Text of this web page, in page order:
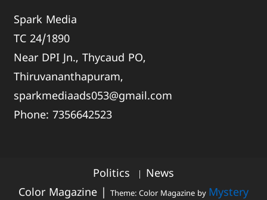
Spark Media
TC 24/1890
Near DPI Jn., Thycaud PO,
Thiruvananthapuram,
sparkmediaads053@gmail.com
Phone:7356642523
Politics
News
Color Magazine
Theme: Color Magazine by Mystery